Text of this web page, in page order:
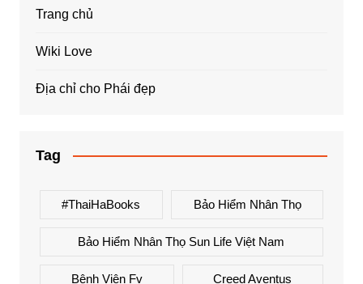
Trang chủ
Wiki Love
Địa chỉ cho Phái đẹp
Tag
#ThaiHaBooks Bảo Hiểm Nhân Thọ
Bảo Hiểm Nhân Thọ Sun Life Việt Nam
Bệnh Viện Fv Creed Aventus